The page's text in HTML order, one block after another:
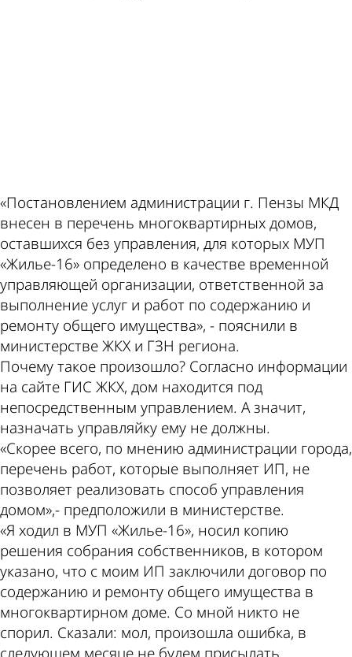
«Постановлением администрации г. Пензы МКД
внесен в перечень многоквартирных домов,
оставшихся без управления, для которых МУП
«Жилье-16» определено в качестве временной
управляющей организации, ответственной за
выполнение услуг и работ по содержанию и
ремонту общего имущества», - пояснили в
министерстве ЖКХ и ГЗН региона.
Почему такое произошло? Согласно информации
на сайте ГИС ЖКХ, дом находится под
непосредственным управлением. А значит,
назначать управляйку ему не должны.
«Скорее всего, по мнению администрации города,
перечень работ, которые выполняет ИП, не
позволяет реализовать способ управления
домом»,- предположили в министерстве.
«Я ходил в МУП «Жилье-16», носил копию
решения собрания собственников, в котором
указано, что с моим ИП заключили договор по
содержанию и ремонту общего имущества в
многоквартирном доме. Со мной никто не
спорил. Сказали: мол, произошла ошибка, в